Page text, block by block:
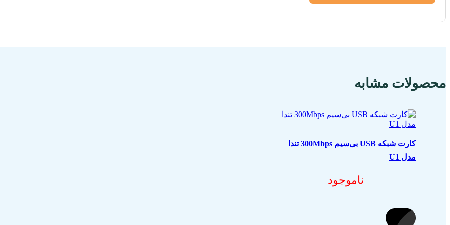
محصولات مشابه
کارت شبکه USB بی‌سیم 300Mbps تندا
مدل U1
ناموجود